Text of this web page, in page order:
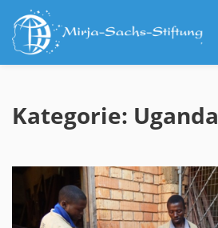
content
Kategorie: Uganda